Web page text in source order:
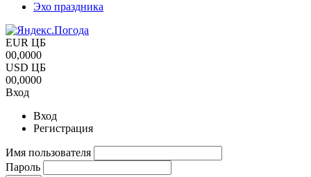
Эхо праздника
EUR ЦБ
00,0000
USD ЦБ
00,0000
Вход
Вход
Регистрация
Имя пользователя
Пароль